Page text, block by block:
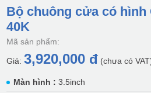
Bộ chuông cửa có hình
40K
Mã sản phẩm:
Giá: 3,920,000 đ (chưa có
Màn hình : 3.5inch